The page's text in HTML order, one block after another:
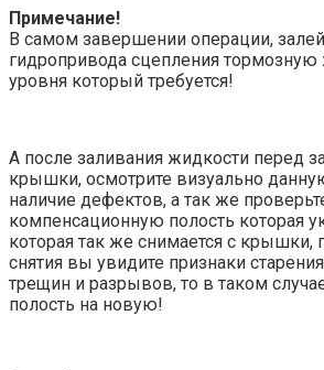
Примечание!
В самом завершении операции,
гидропривода сцепления тормозную
уровня который требуется!
А после заливания жидкости перед
крышки, осмотрите визуально
наличие дефектов, а так же
компенсационную полость которая
которая так же снимается с крышки,
снятия вы увидите признаки
трещин и разрывов, то в таком
полость на новую!